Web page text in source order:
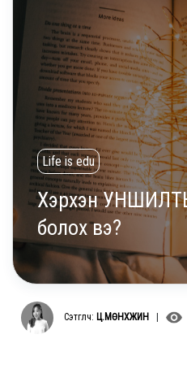
Life is edu
Хэрхэн
болох вэ?
Сэтгүүлч: Ц.МӨНХЖИН